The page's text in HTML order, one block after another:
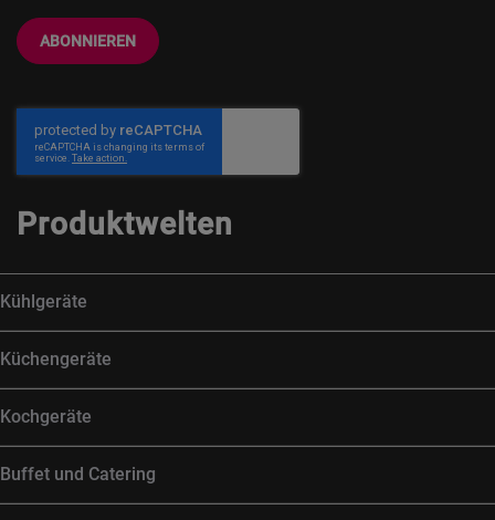
ABONNIEREN
Produktwelten
Kühlgeräte
Küchengeräte
Kochgeräte
Buffet und Catering